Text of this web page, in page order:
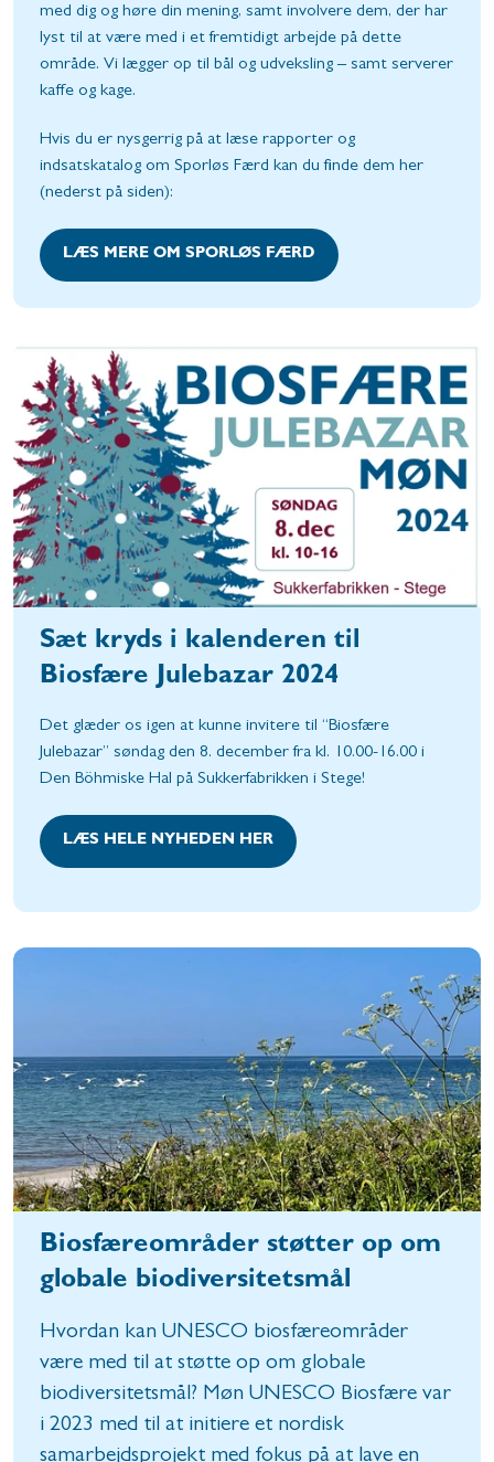
med dig og høre din mening, samt involvere dem, der har
lyst til at være med i et fremtidigt arbejde på dette
område. Vi lægger op til bål og udveksling – samt serverer
kaffe og kage.
Hvis du er nysgerrig på at læse rapporter og
indsatskatalog om Sporløs Færd kan du finde dem her
(nederst på siden):
LÆS MERE OM SPORLØS FÆRD
Sæt kryds i kalenderen til
Biosfære Julebazar 2024
Det glæder os igen at kunne invitere til “Biosfære
Julebazar” søndag den 8. december fra kl. 10.00-16.00 i
Den Böhmiske Hal på Sukkerfabrikken i Stege!
LÆS HELE NYHEDEN HER
Biosfæreområder støtter op om
globale biodiversitetsmål
Hvordan kan UNESCO biosfæreområder
være med til at støtte op om globale
biodiversitetsmål? Møn UNESCO Biosfære var
i 2023 med til at initiere et nordisk
samarbejdsprojekt med fokus på at lave en